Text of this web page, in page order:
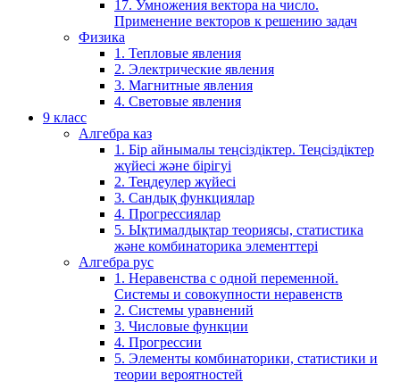
17. Умножения вектора на число.
Применение векторов к решению задач
Физика
1. Тепловые явления
2. Электрические явления
3. Магнитные явления
4. Световые явления
9 класс
Алгебра каз
1. Бір айнымалы теңсіздіктер. Теңсіздіктер
жүйесі және бірігуі
2. Теңдеулер жүйесі
3. Сандық функциялар
4. Прогрессиялар
5. Ықтималдықтар теориясы, статистика
және комбинаторика элементтері
Алгебра рус
1. Неравенства с одной переменной.
Системы и совокупности неравенств
2. Системы уравнений
3. Числовые функции
4. Прогрессии
5. Элементы комбинаторики, статистики и
теории вероятностей